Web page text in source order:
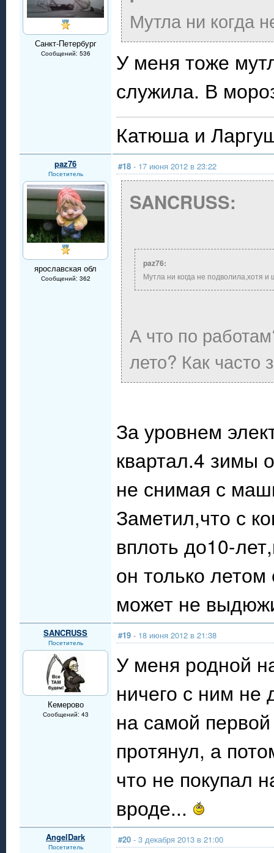
Санкт-Петербург
Сообщений: 536
Мутла ни когда
У меня тоже
служила. В
Катюша и
paz76
Посетитель
ярославская обл
Сообщений: 362
#18 - 17 июня 2012 в 23:22
SANCRUSS:
paz76:
Мутла ни когда не подволила,хотя
А что по
лето? Как часто
За уровнем
квартал.4 зимы
не снимая с
Заметил,что с
вплоть до10-
он только
может не
SANCRUSS
Посетитель
Кемерово
Сообщений: 43
#19 - 18 июня 2012 в 21:38
У меня родной
ничего с ним не
на самой
протянул, а
что не покупал
вроде...
AngelDark
Посетитель
#20 - 3 декабря 2013 в 21:00